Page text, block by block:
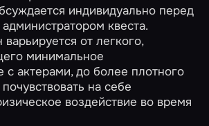
индивидуально перед
квеста.
от легкого,
минимальное
с актерами, до более плотного
на себе
воздействие во время